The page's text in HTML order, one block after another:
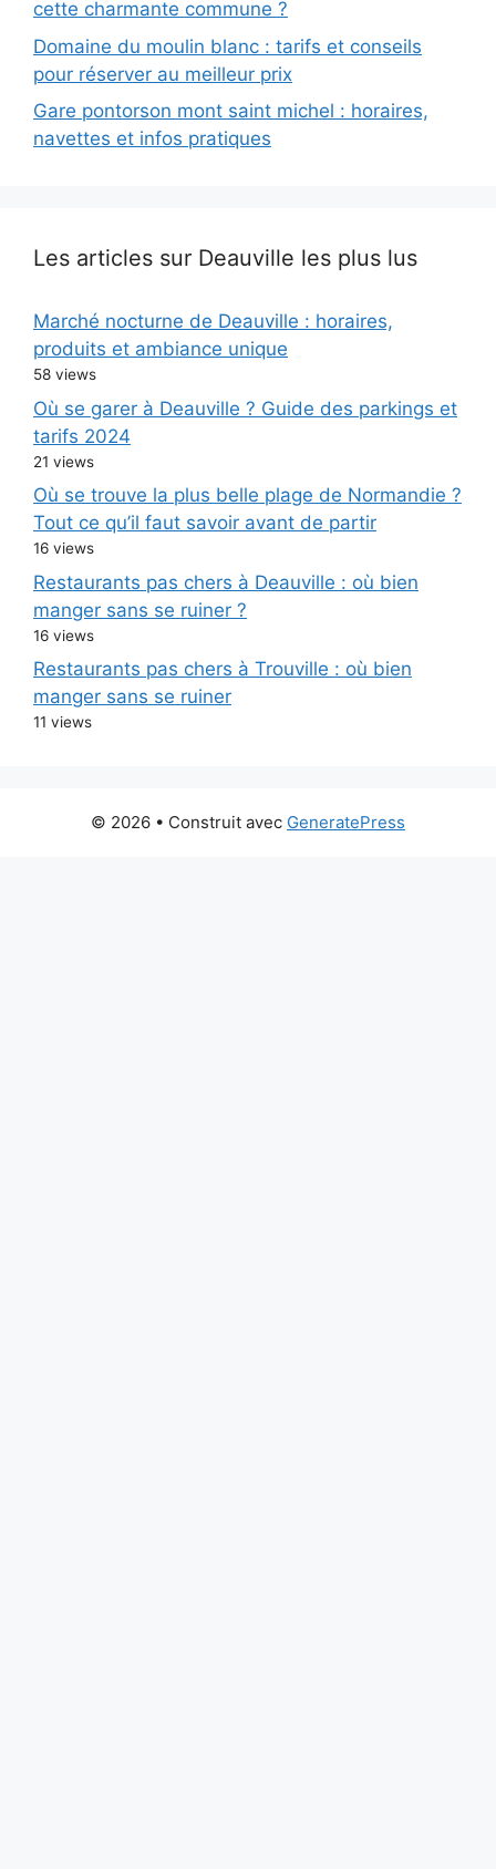
cette charmante commune ?
Domaine du moulin blanc : tarifs et conseils
pour réserver au meilleur prix
Gare pontorson mont saint michel : horaires,
navettes et infos pratiques
Les articles sur Deauville les plus lus
Marché nocturne de Deauville : horaires,
produits et ambiance unique
58 views
Où se garer à Deauville ? Guide des parkings et
tarifs 2024
21 views
Où se trouve la plus belle plage de Normandie ?
Tout ce qu’il faut savoir avant de partir
16 views
Restaurants pas chers à Deauville : où bien
manger sans se ruiner ?
16 views
Restaurants pas chers à Trouville : où bien
manger sans se ruiner
11 views
© 2026 • Construit avec GeneratePress